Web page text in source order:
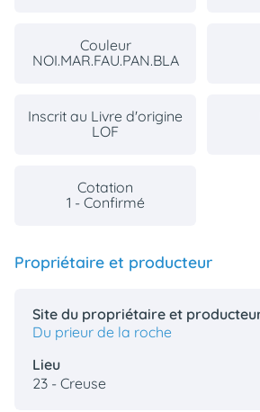
Couleur
NOI.MAR.FAU.PAN.BLA
Inscrit au Livre d'origine
LOF
Cotation
1 - Confirmé
Propriétaire et producteur
Site du propriétaire et
Du prieur de la roche
Lieu
23 - Creuse